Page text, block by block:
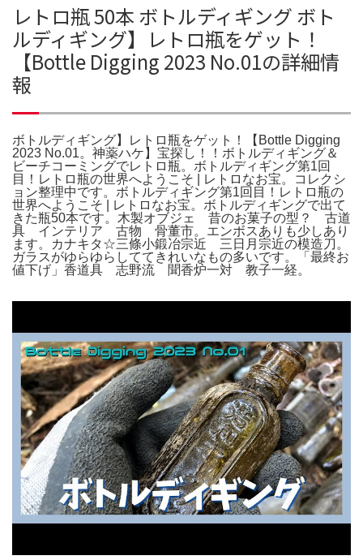
レトロ瓶 50本 ボトルディギング ボト
ルディギング】レトロ瓶をゲット！
【Bottle Digging 2023 No.01の詳細情
報
ボトルディギング】レトロ瓶をゲット！【Bottle Digging
2023 No.01。神薬ハケ】宝探し！！ボトルディギング＆
ビーチコーミングでレトロ瓶。ボトルディギング第1回
目！レトロ瓶の世界へようこそ | レトロなお宝。コレクシ
ョン整理中です。ボトルディギング第1回目！レトロ瓶の
世界へようこそ | レトロなお宝。ボトルディギングで出て
きた瓶50本です。木製オブジェ 昔のお菓子の型？ 古道
具 インテリア 古物 骨董市。エンボスありも少しあり
ます。カナキタ☆三條小鍛冶宗近 三日月宗近の模造刀。
ガラスがゆらゆらしててきれいなもの多いです。「最終お
値下げ」香道具 志野流 聞香炉一対 教子一経。